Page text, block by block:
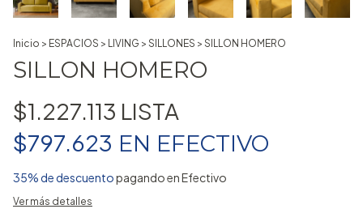
Inicio > ESPACIOS > LIVING > SILLONES > SILLON HOMERO
SILLON HOMERO
$1.227.113
$797.623 EN EFECTIVO
35% de descuentopagando en Efectivo
Ver más detalles